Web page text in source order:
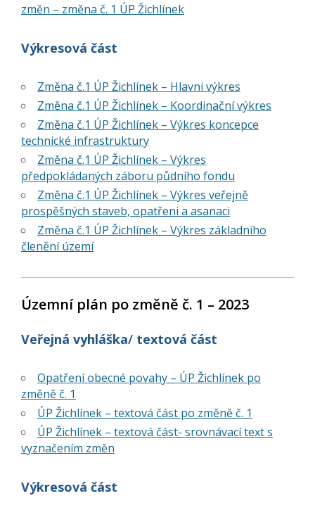
změn – změna č. 1 ÚP Žichlínek
Výkresová část
Změna č.1 ÚP Žichlínek – Hlavni výkres
Změna č.1 ÚP Žichlínek – Koordinační výkres
Změna č.1 ÚP Žichlínek – Výkres koncepce
technické infrastruktury
Změna č.1 ÚP Žichlínek – Výkres
předpokládaných záboru půdního fondu
Změna č.1 ÚP Žichlínek – Výkres veřejně
prospěšných staveb, opatřeni a asanaci
Změna č.1 ÚP Žichlínek – Výkres základního
členění území
Územní plán po změně č. 1 – 2023
Veřejná vyhláška/ textová část
Opatření obecné povahy – ÚP Žichlínek po
změně č. 1
ÚP Žichlínek – textová část po změně č. 1
ÚP Žichlínek – textová část- srovnávací text s
vyznačením změn
Výkresová část